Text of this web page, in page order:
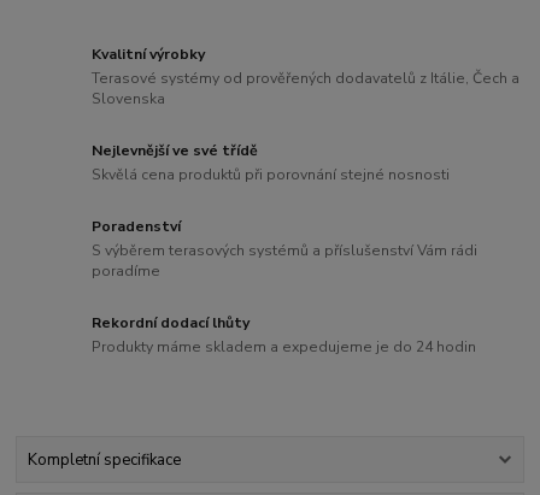
Kvalitní výrobky
Terasové systémy od prověřených dodavatelů z Itálie, Čech a
Slovenska
Nejlevnější ve své třídě
Skvělá cena produktů při porovnání stejné nosnosti
Poradenství
S výběrem terasových systémů a příslušenství Vám rádi
poradíme
Rekordní dodací lhůty
Produkty máme skladem a expedujeme je do 24 hodin
Kompletní specifikace